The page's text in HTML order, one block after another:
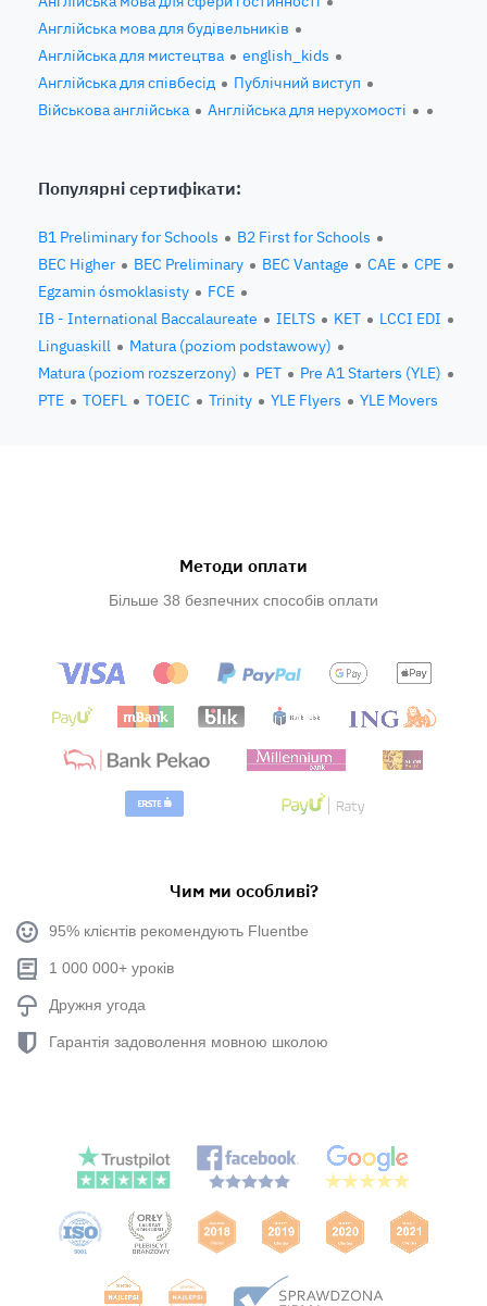
Англійська мова для будівельників
Англійська для мистецтва
english_kids
Англійська для співбесід
Публічний виступ
Військова англійська
Англійська для нерухомості
Популярні сертифікати:
B1 Preliminary for Schools
B2 First for Schools
BEC Higher
BEC Preliminary BEC Vantage CAE
CPE
Egzamin ósmoklasisty
FCE
IB - International Baccalaureate
IELTS KET
LCCI EDI
Linguaskill
Matura (poziom podstawowy)
Matura (poziom rozszerzony)
PET
Pre A1 Starters (YLE)
PTE
TOEFL TOEIC Trinity YLE Flyers YLE Movers
Методи оплати
Більше 38 безпечних способів оплати
Чим ми особливі?
95% клієнтів рекомендують Fluentbe
1 000 000+ уроків
Дружня угода
Гарантія задоволення мовною школою